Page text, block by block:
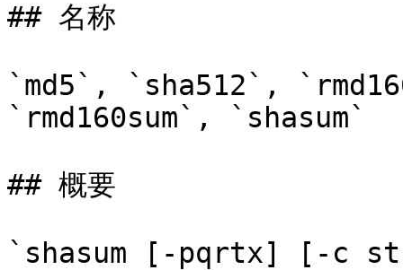
## 名称
`md5`, `sha512`,
`rmd160sum`, `shasum`
## 概要
`shasum [-pqrtx] [-